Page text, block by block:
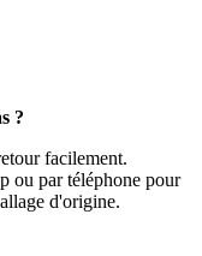
?
facilement.
ou par téléphone pour
d'origine.